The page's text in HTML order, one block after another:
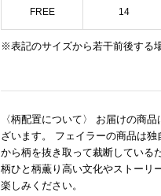
FREE 14
※表記のサイズから若干前後する
〈柄配置について〉 お届けの商
ざいます。 フェイラーの商品は
から柄を抜き取って裁断している
柄ひと柄薫り高い文化やストーリ
楽しみください。